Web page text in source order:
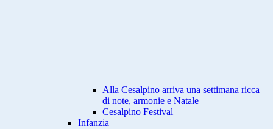
Alla Cesalpino arriva una settimana ricca
di note, armonie e Natale
Cesalpino Festival
Infanzia